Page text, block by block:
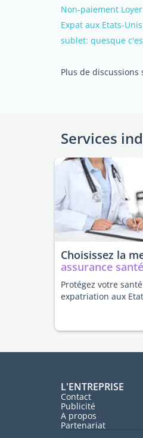
Non-paiement
Expat aux Etats-
sublet: quesque
Plus de discussions
Services
Choisissez la
assurance santé
Protégez votre
expatriation aux
L'ENTREPRISE
Contact
Publicité
A propos
Partenariat